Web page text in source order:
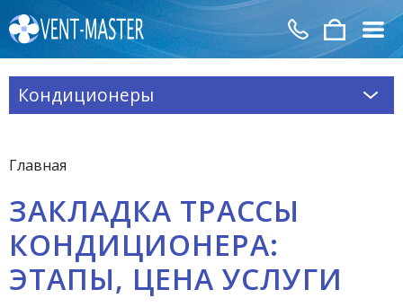
Главная
ЗАКЛАДКА ТРАССЫ
КОНДИЦИОНЕРА:
ЭТАПЫ, ЦЕНА УСЛУГИ
Кондиционеры